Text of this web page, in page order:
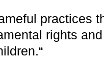
practices
rights